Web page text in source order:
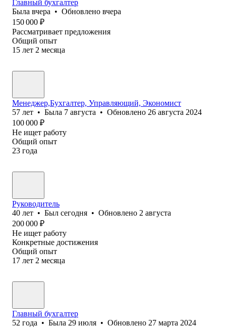
Главный бухгалтер
Была вчера • Обновлено вчера
150 000 ₽
Рассматривает предложения
Общий опыт
15 лет 2 месяца
Менеджер,Бухгалтер, Управляющий, Экономист
57 лет • Была 7 августа • Обновлено 26 августа 2024
100 000 ₽
Не ищет работу
Общий опыт
23 года
Руководитель
40 лет • Был сегодня • Обновлено 2 августа
200 000 ₽
Не ищет работу
Конкретные достижения
Общий опыт
17 лет 2 месяца
Главный бухгалтер
52 года • Была 29 июля • Обновлено 27 марта 2024